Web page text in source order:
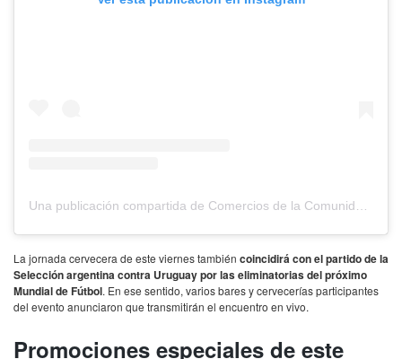
Una publicación compartida de Comercios de la Comunidad Lomas (@comerciosdelacomunidadlomas)
La jornada cervecera de este viernes también coincidirá con el partido de la
Selección argentina contra Uruguay por las eliminatorias del próximo
Mundial de Fútbol. En ese sentido, varios bares y cervecerías participantes
del evento anunciaron que transmitirán el encuentro en vivo.
Promociones especiales de este